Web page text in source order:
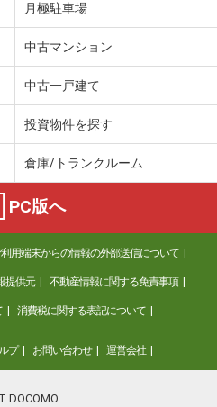
月極駐車場
中古マンション
中古一戸建て
投資物件を探す
倉庫/トランクルーム
PC版へ
用端末からの情報の外部送信について
提供元 不動産情報に関する免責事項
消費税に関する表記について
プ お問い合わせ 運営会社
DOCOMO